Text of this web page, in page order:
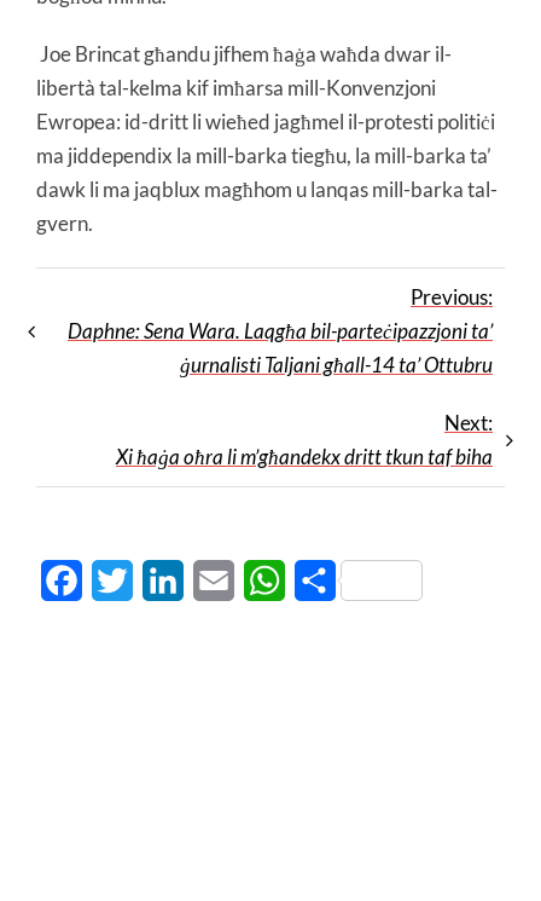
Joe Brincat għandu jifhem ħaġa waħda dwar il-
libertà tal-kelma kif imħarsa mill-Konvenzjoni
Ewropea: id-dritt li wieħed jagħmel il-protesti politiċi
ma jiddependix la mill-barka tiegħu, la mill-barka ta’
dawk li ma jaqblux magħhom u lanqas mill-barka tal-
gvern.
Previous:
Daphne: Sena Wara. Laqgħa bil-parteċipazzjoni ta’
ġurnalisti Taljani għall-14 ta’ Ottubru
Next:
Xi ħaġa oħra li m’għandekx dritt tkun taf biha
FacebookTwitter LinkedInEmail WhatsApp
Share